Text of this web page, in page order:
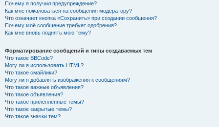
Почему я получил предупреждение?
Как мне пожаловаться на сообщения модератору?
Что означает кнопка «Сохранить» при создании сообщения?
Почему моё сообщение требует одобрения?
Как мне вновь поднять мою тему?
Форматирование сообщений и типы создаваемых тем
Что такое BBCode?
Могу ли я использовать HTML?
Что такое смайлики?
Могу ли я добавлять изображения к сообщениям?
Что такое важные объявления?
Что такое объявления?
Что такое прилепленные темы?
Что такое закрытые темы?
Что такое значки тем?